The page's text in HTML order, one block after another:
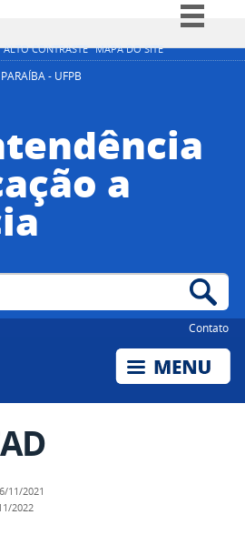
ALTO CONTRASTE MAPA DO SITE
Simplifique!
Acesso à informação
Legislação
Canais
- UFPB
a
Contato
11/2021
2022